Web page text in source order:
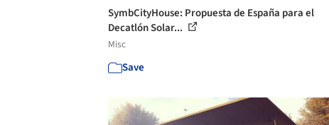
SymbCityHouse: Propuesta de España para el
Decatlón Solar...
Misc
Save